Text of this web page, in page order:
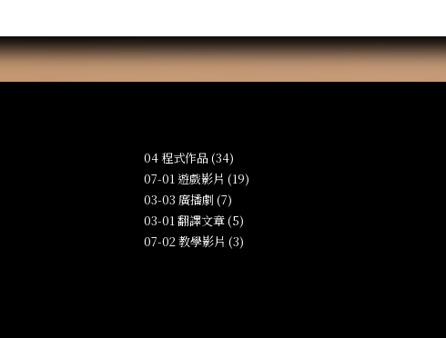
04 程式作品 (34)
07-01 遊戲影片 (19)
03-03 廣播劇 (7)
03-01 翻譯文章 (5)
07-02 教學影片 (3)